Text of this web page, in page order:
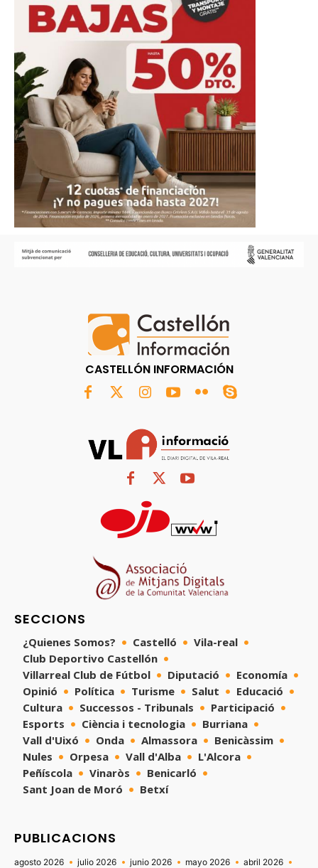
CASTELLÓN INFORMACIÓN
SECCIONS
¿Quienes Somos? Castelló
Vila-real
Club Deportivo Castellón
Villarreal Club de Fútbol
Diputació
Economía
Opinió
Política Turisme Salut
Educació
Cultura
Successos - Tribunals
Participació
Esports
Ciència i tecnologia
Burriana
Vall d'Uixó
Onda Almassora
Benicàssim
Nules
Orpesa Vall d'Alba
L'Alcora
Peñíscola
Vinaròs
Benicarló
Sant Joan de Moró
Betxí
PUBLICACIONS
agosto 2026 julio 2026 junio 2026 mayo 2026
abril 2026